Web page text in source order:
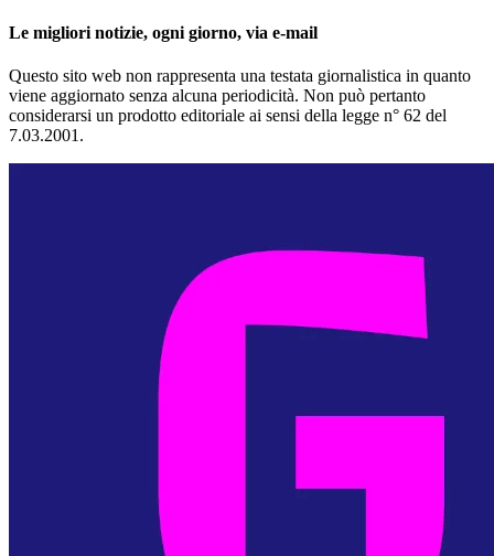
Le migliori notizie, ogni giorno, via e-mail
Questo sito web non rappresenta una testata giornalistica in quanto
viene aggiornato senza alcuna periodicità. Non può pertanto
considerarsi un prodotto editoriale ai sensi della legge n° 62 del
7.03.2001.